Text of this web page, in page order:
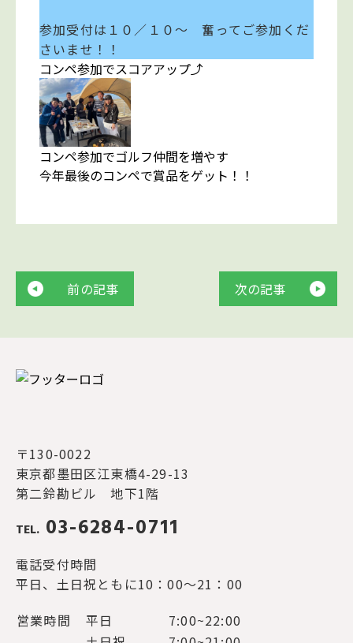
参加受付は１０／１０～ 奮ってご参加くだ
さいませ！！
コンペ参加でスコアアップ⤴
コンペ参加でゴルフ仲間を増やす
今年最後のコンペで賞品をゲット！！
前の記事 次の記事
〒130-0022
東京都墨田区江東橋4-29-13
第二鈴勘ビル 地下1階
TEL. 03-6284-0711
電話受付時間
平日、土日祝ともに10：00～21：00
営業時間
平日
7:00~22:00